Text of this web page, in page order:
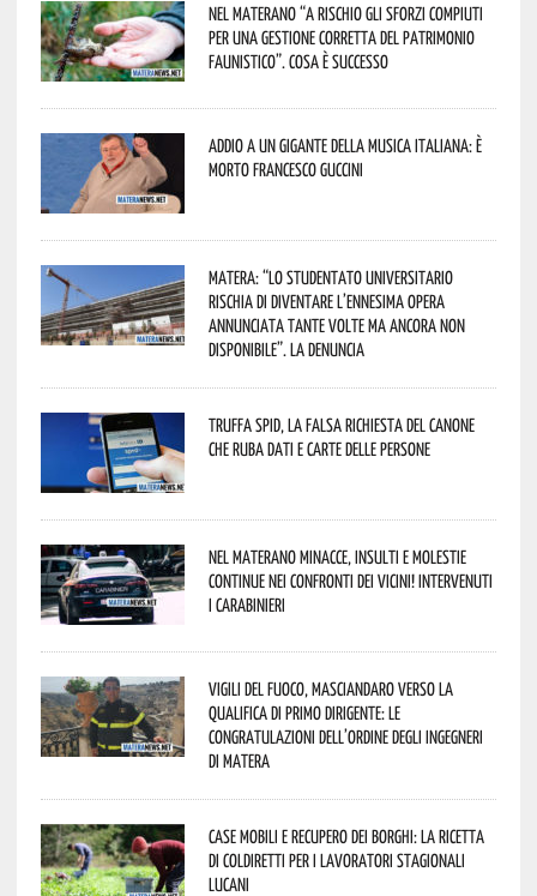
Nel materano “a rischio gli sforzi compiuti
per una gestione corretta del patrimonio
faunistico”. Cosa è successo
Addio a un gigante della musica italiana: è
morto Francesco Guccini
Matera: “Lo studentato universitario
rischia di diventare l’ennesima opera
annunciata tante volte ma ancora non
disponibile”. La denuncia
Truffa Spid, la falsa richiesta del canone
che ruba dati e carte delle persone
Nel materano minacce, insulti e molestie
continue nei confronti dei vicini! Intervenuti
i Carabinieri
Vigili del Fuoco, Masciandaro verso la
qualifica di Primo Dirigente: le
congratulazioni dell’Ordine degli Ingegneri
di Matera
Case mobili e recupero dei borghi: la ricetta
di Coldiretti per i lavoratori stagionali
lucani